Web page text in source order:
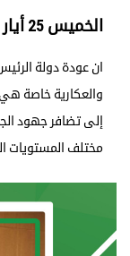
الخميس 25 أيار 2017
ان عودة دولة
والعكارية خاصة
إلى تضافر جهود
مختلف المستويات